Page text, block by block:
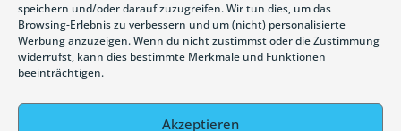
speichern und/oder darauf zuzugreifen. Wir tun dies, um das
Browsing-Erlebnis zu verbessern und um (nicht) personalisierte
Werbung anzuzeigen. Wenn du nicht zustimmst oder die Zustimmung
widerrufst, kann dies bestimmte Merkmale und Funktionen
beeinträchtigen.
Akzeptieren
Newsletter